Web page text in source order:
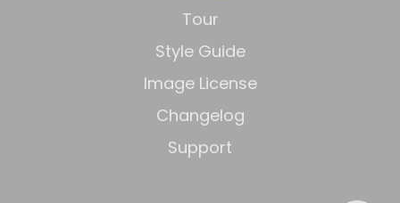
Tour
Style Guide
Image License
Changelog
Support